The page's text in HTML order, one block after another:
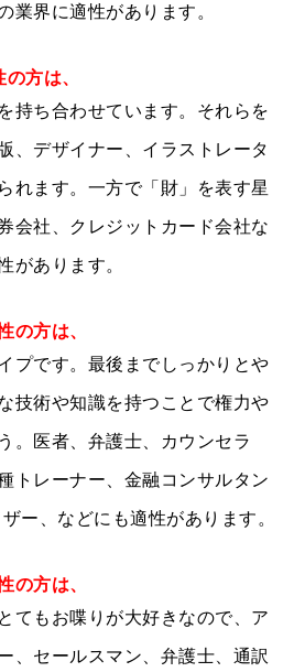
業界に適性があります。
方は、
持ち合わせています。それらを
、デザイナー、イラストレータ
れます。一方で「財」を表す星
会社、クレジットカード会社な
があります。
の方は、
プです。最後までしっかりとや
技術や知識を持つことで権力や
。医者、弁護士、カウンセラ
トレーナー、金融コンサルタン
ー、などにも適性があります。
の方は、
てもお喋りが大好きなので、ア
、セールスマン、弁護士、通訳